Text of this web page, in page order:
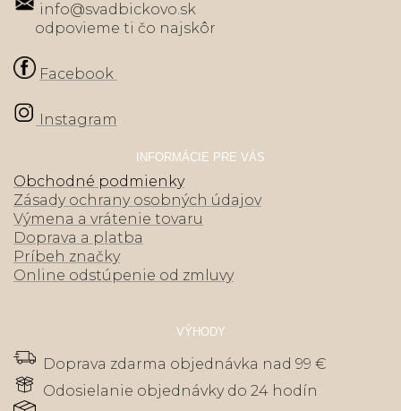
info@svadbickovo.sk
odpovieme ti čo najskôr
Facebook
Instagram
INFORMÁCIE PRE VÁS
Obchodné podmienky
Zásady ochrany osobných údajov
Výmena a vrátenie tovaru
Doprava a platba
Príbeh značky
Online odstúpenie od zmluvy
VÝHODY
Doprava zdarma objednávka nad 99 €
Odosielanie objednávky do 24 hodín